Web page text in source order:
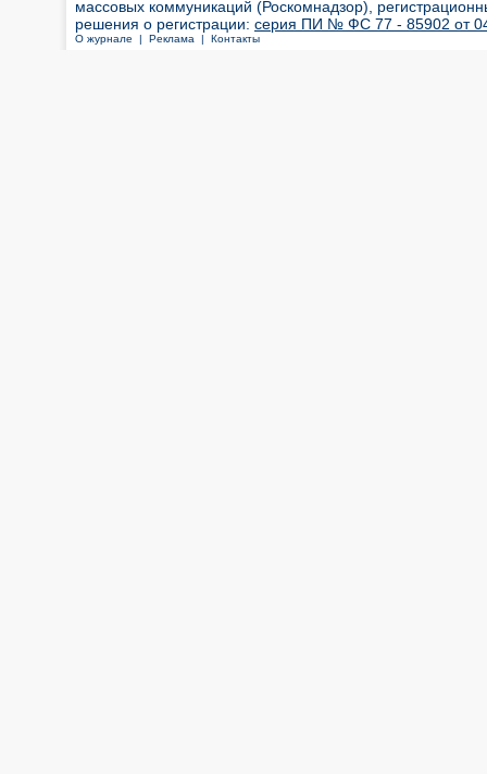
массовых коммуникаций (Роскомнадзор),
решения о регистрации: серия ПИ № ФС 77 - 85902 от 04
О журнале | Реклама | Контакты